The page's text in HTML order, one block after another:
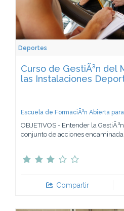
Deportes
Curso de GestiÃ³n del
las Instalaciones
Escuela de FormaciÃ³n Abierta
OBJETIVOS - Entender la
conjunto de acciones
Compartir